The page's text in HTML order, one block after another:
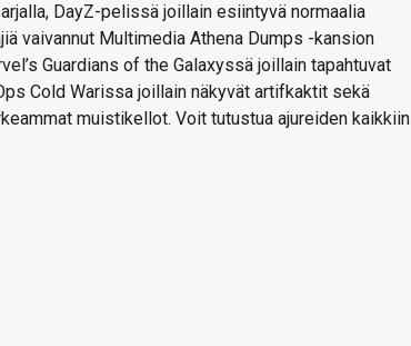
DayZ-pelissä joillain esiintyvä normaalia
vaivannut Multimedia Athena Dumps -kansion
Guardians of the Galaxyssä joillain tapahtuvat
Cold Warissa joillain näkyvät artifkaktit sekä
muistikellot. Voit tutustua ajureiden kaikkiin